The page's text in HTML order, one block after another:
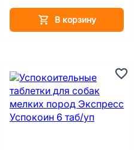
В корзину